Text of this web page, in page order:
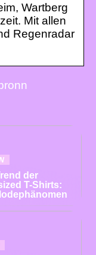
Wartberg
Mit allen
Regenradar
der
T-Shirts: